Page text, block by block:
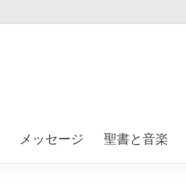
メッセージ 聖書と音楽